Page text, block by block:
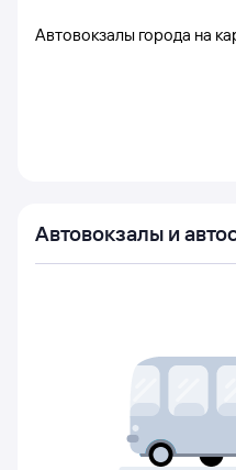
Автовокзалы города на
Автовокзалы и